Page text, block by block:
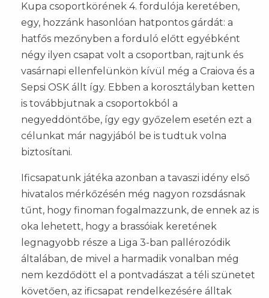
Kupa csoportkörének 4. fordulója keretében,
egy, hozzánk hasonlóan hatpontos gárdát: a
hatfős mezőnyben a forduló előtt egyébként
négy ilyen csapat volt a csoportban, rajtunk és
vasárnapi ellenfelünkön kívül még a Craiova és a
Sepsi OSK állt így. Ebben a korosztályban ketten
is továbbjutnak a csoportokból a
negyeddöntőbe, így egy győzelem esetén ezt a
célunkat már nagyjából be is tudtuk volna
biztosítani.
Ificsapatunk játéka azonban a tavaszi idény első
hivatalos mérkőzésén még nagyon rozsdásnak
tűnt, hogy finoman fogalmazzunk, de ennek az is
oka lehetett, hogy a brassóiak keretének
legnagyobb része a Liga 3-ban pallérozódik
általában, de mivel a harmadik vonalban még
nem kezdődött el a pontvadászat a téli szünetet
követően, az ificsapat rendelkezésére álltak